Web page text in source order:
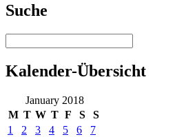
Suche
Kalender-Übersicht
January 2018
M T W T F S
S
1
2 3 4 5 6
7